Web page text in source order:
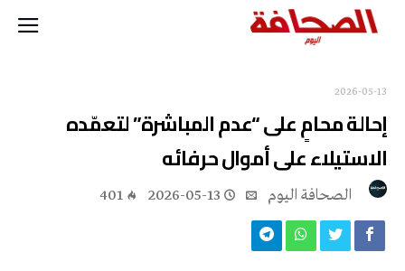
2026-05-13
إحالة محامٍ على “عدم المباشرة” لتعمّده
الاستيلاء على أموال حرفائه
2026-05-13
401